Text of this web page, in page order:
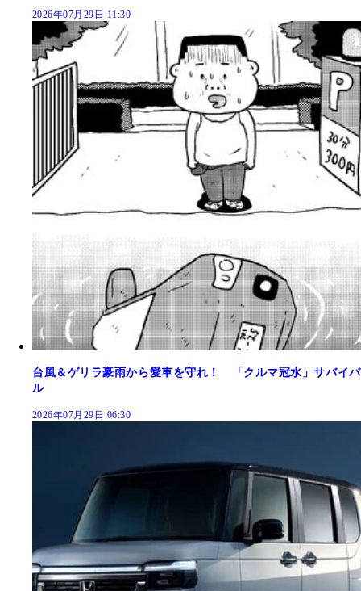
2026年07月29日 11:30
台風＆ゲリラ豪雨から愛車を守れ！ 「クルマ冠水」サバイバ
ル
2026年07月29日 06:30